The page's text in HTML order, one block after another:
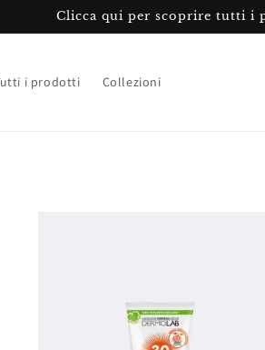
Clicca qui per scoprire tutti i
i prodotti Collezioni